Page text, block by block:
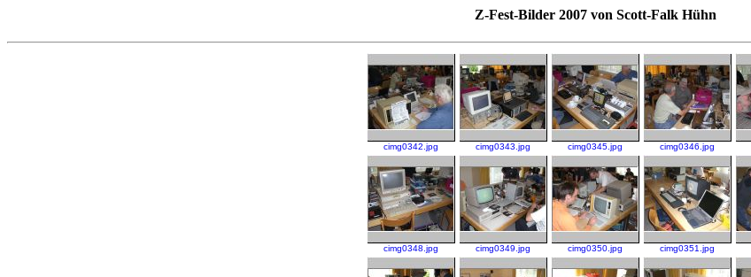
Z-Fest-Bilder 2007 von Scott-Falk Hühn
cimg0342.jpg cimg0343.jpg cimg0345.jpg cimg0346.jpg
cimg0348.jpg cimg0349.jpg cimg0350.jpg cimg0351.jpg